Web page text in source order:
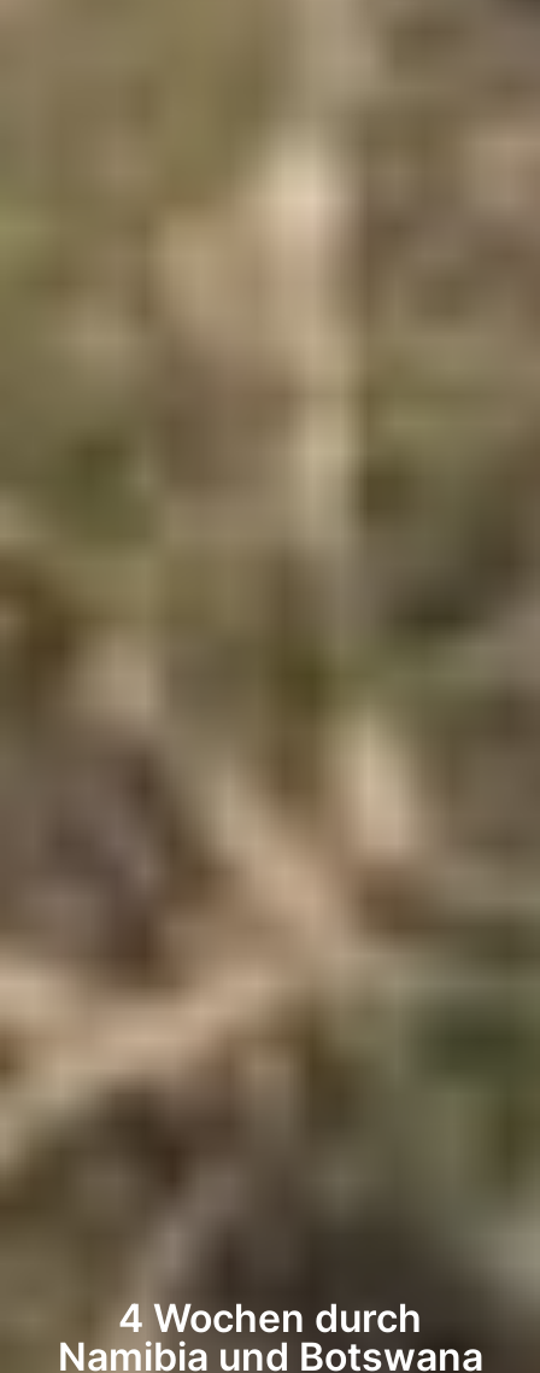
4 Wochen durch
Namibia und Botswana